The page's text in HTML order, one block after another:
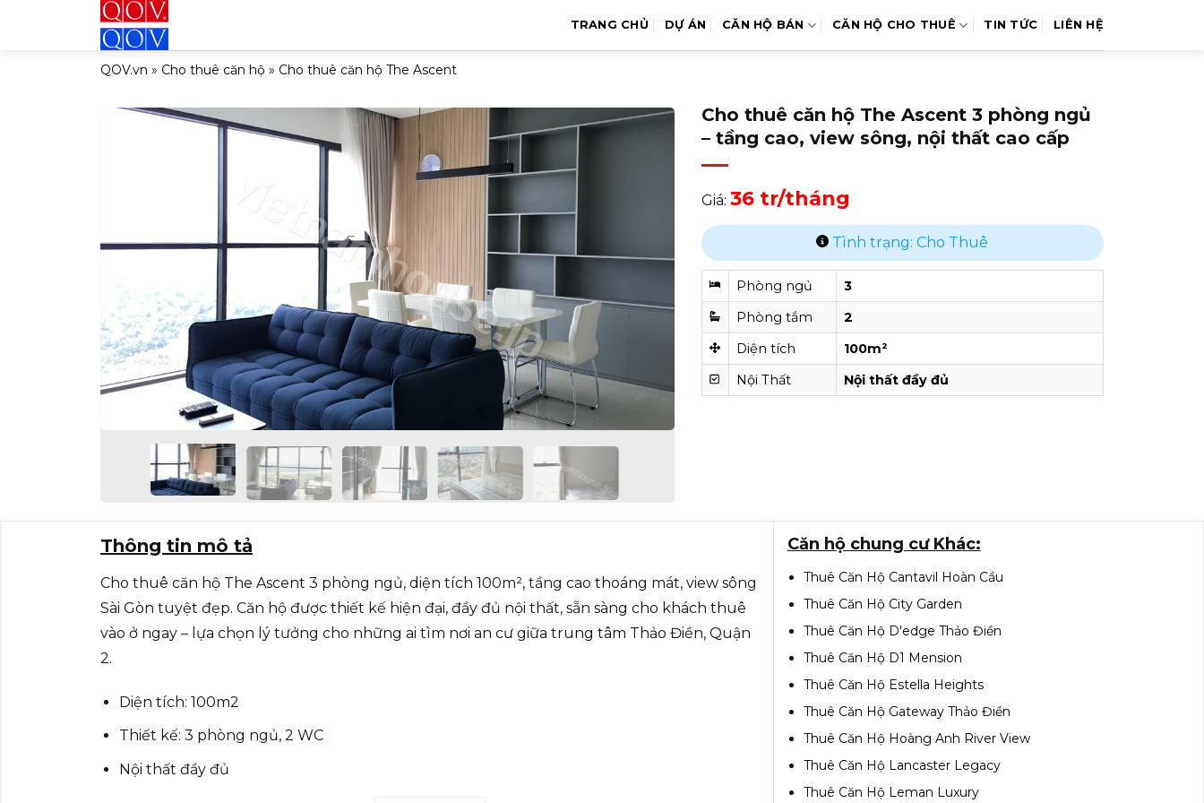
TRANG CHỦ DỰ ÁN CĂN HỘ BÁN CĂN HỘ CHO THUÊ TIN TỨC LIÊN HỆ
QOV.vn » Cho thuê căn hộ » Cho thuê căn hộ The Ascent
Cho thuê căn hộ The Ascent 3 phòng ngủ
– tầng cao, view sông, nội thất cao cấp
Giá: 36 tr/tháng
Tình trạng: Cho Thuê
Phòng ngủ
3
Phòng tắm
2
Diện tích
100m²
Nội Thất
Nội thất đầy đủ
Thông tin mô tả
Cho thuê căn hộ The Ascent 3 phòng ngủ, diện tích 100m², tầng cao thoáng mát, view sông
Sài Gòn tuyệt đẹp. Căn hộ được thiết kế hiện đại, đầy đủ nội thất, sẵn sàng cho khách thuê
vào ở ngay – lựa chọn lý tưởng cho những ai tìm nơi an cư giữa trung tâm Thảo Điền, Quận
2.
Diện tích: 100m2
Thiết kế: 3 phòng ngủ, 2 WC
Nội thất đầy đủ
Căn hộ chung cư Khác:
Thuê Căn Hộ Cantavil Hoàn Cầu
Thuê Căn Hộ City Garden
Thuê Căn Hộ D'edge Thảo Điền
Thuê Căn Hộ D1 Mension
Thuê Căn Hộ Estella Heights
Thuê Căn Hộ Gateway Thảo Điền
Thuê Căn Hộ Hoàng Anh River View
Thuê Căn Hộ Lancaster Legacy
Thuê Căn Hộ Leman Luxury